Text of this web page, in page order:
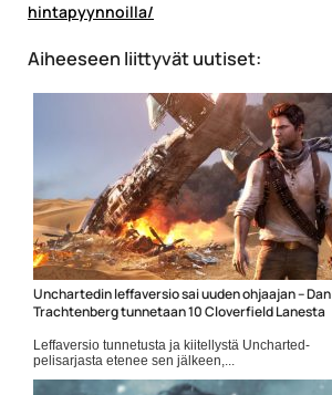
hintapyynnoilla/
Aiheeseen liittyvät uutiset:
Unchartedin leffaversio sai uuden ohjaajan – Dan
Trachtenberg tunnetaan 10 Cloverfield Lanesta
Leffaversio tunnetusta ja kiitellystä Uncharted-
pelisarjasta etenee sen jälkeen,...
Dan Trachtenberg